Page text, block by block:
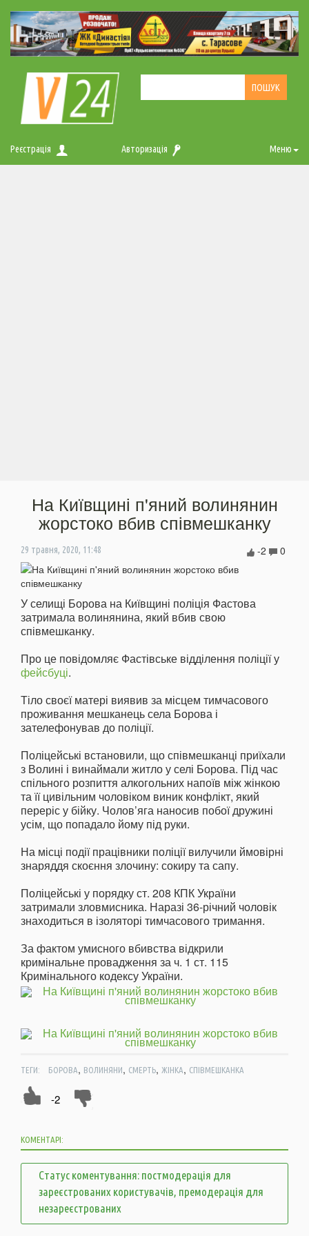
Реєстрація Авторизація Меню
На Київщині п'яний волинянин
жорстоко вбив співмешканку
29 травня, 2020, 11:48 0
-2
У селищі Борова на Київщині поліція Фастова
затримала волинянина, який вбив свою
співмешканку.
Про це повідомляє Фастівське відділення поліції у
фейсбуці.
Тіло своєї матері виявив за місцем тимчасового
проживання мешканець села Борова і
зателефонував до поліції.
Поліцейські встановили, що співмешканці приїхали
з Волині і винаймали житло у селі Борова. Під час
спільного розпиття алкогольних напоїв між жінкою
та її цивільним чоловіком виник конфлікт, який
переріс у бійку. Чолов’яга наносив побої дружині
усім, що попадало йому під руки.
На місці події працівники поліції вилучили ймовірні
знаряддя скоєння злочину: сокиру та сапу.
Поліцейські у порядку ст. 208 КПК України
затримали зловмисника. Наразі 36-річний чоловік
знаходиться в ізоляторі тимчасового тримання.
За фактом умисного вбивства відкрили
кримінальне провадження за ч. 1 ст. 115
Кримінального кодексу України.
ТЕГИ: БОРОВА, ВОЛИНЯНИ, СМЕРТЬ, ЖІНКА, СПІВМЕШКАНКА
-2
КОМЕНТАРІ:
Статус коментування: постмодерація для
зареєстрованих користувачів, премодерація для
незареєстрованих